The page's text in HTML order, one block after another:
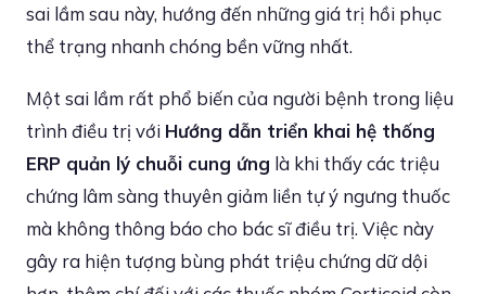
sai lầm sau này, hướng đến những giá trị hồi phục
thể trạng nhanh chóng bền vững nhất.
Một sai lầm rất phổ biến của người bệnh trong liệu
trình điều trị với Hướng dẫn triển khai hệ thống
ERP quản lý chuỗi cung ứng là khi thấy các triệu
chứng lâm sàng thuyên giảm liền tự ý ngưng thuốc
mà không thông báo cho bác sĩ điều trị. Việc này
gây ra hiện tượng bùng phát triệu chứng dữ dội